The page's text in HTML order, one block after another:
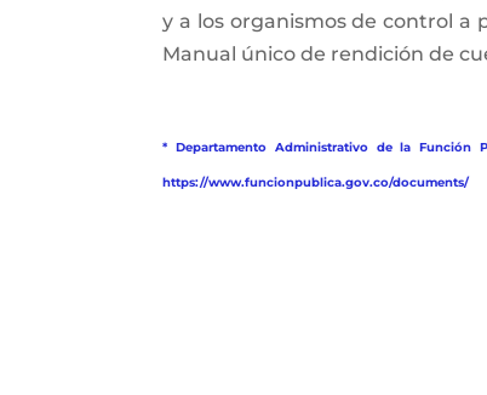
y a los organismos de control a
Manual único de rendición de
* Departamento Administrativo de la Función
https://www.funcionpublica.gov.co/documents/